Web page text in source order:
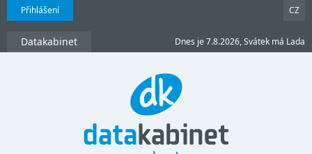
Přihlášení CZ
Datakabinet Dnes je 7.8.2026, Svátek má Lada